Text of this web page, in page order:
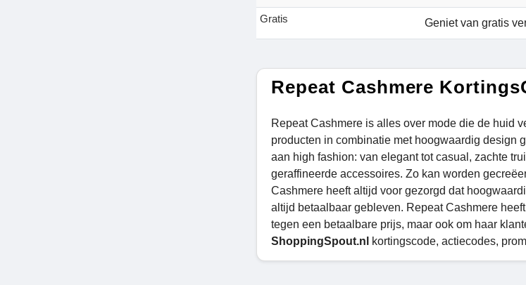
Gratis Geniet van gratis
Repeat Cashmere
Repeat Cashmere is alles over mode die de huid
producten in combinatie met hoogwaardig design
aan high fashion: van elegant tot casual, zachte
geraffineerde accessoires. Zo kan worden
Cashmere heeft altijd voor gezorgd dat
altijd betaalbaar gebleven. Repeat Cashmere
tegen een betaalbare prijs, maar ook om haar
ShoppingSpout.nl
kortingscode, actiecodes,